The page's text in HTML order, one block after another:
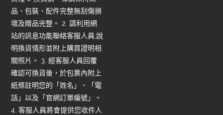
品、包裝、配件完整無刮傷損
壞及贈品完整。 2. 請利用網
站的訊息功能聯絡客服人員,說
明換貨情形並附上購買證明相
關照片。 3. 經客服人員回覆
確認可換貨後，於包裹內附上
紙條註明您的「姓名」、「電
話」以及「官網訂單編號」。
4. 客服人員將會提供您收件人